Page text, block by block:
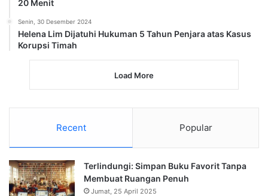
20 Menit
Senin, 30 Desember 2024
Helena Lim Dijatuhi Hukuman 5 Tahun Penjara atas Kasus
Korupsi Timah
Load More
Recent Popular
Terlindungi: Simpan Buku Favorit Tanpa
Membuat Ruangan Penuh
Jumat, 25 April 2025